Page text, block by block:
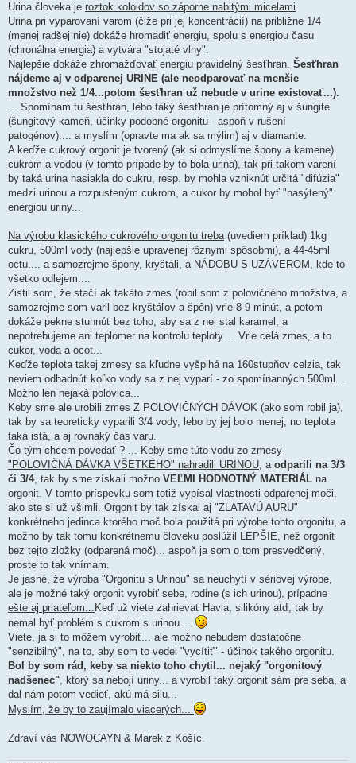
Urina človeka je roztok koloidov so záporne nabitými micelami.
Urina pri vyparovaní varom (čiže pri jej koncentrácií) na približne 1/4
(menej radšej nie) dokáže hromadiť energiu, spolu s energiou času
(chronálna energia) a vytvára "stojaté vlny".
Najlepšie dokáže zhromažďovať energiu pravidelný šesťhran. Šesťhran
nájdeme aj v odparenej URINE (ale neodparovať na menšie
množstvo než 1/4...potom šesťhran už nebude v urine existovať...).
... Spomínam tu šesťhran, lebo taký šesťhran je prítomný aj v šungite
(šungitový kameň, účinky podobné orgonitu - aspoň v rušení
patogénov).... a myslím (opravte ma ak sa mýlim) aj v diamante.
A keďže cukrový orgonit je tvorený (ak si odmyslíme špony a kamene)
cukrom a vodou (v tomto prípade by to bola urina), tak pri takom varení
by taká urina nasiakla do cukru, resp. by mohla vzniknúť určitá "difúzia"
medzi urinou a rozpusteným cukrom, a cukor by mohol byť "nasýtený"
energiou uriny...
Na výrobu klasického cukrového orgonitu treba(uvediem príklad) 1kg
cukru, 500ml vody (najlepšie upravenej rôznymi spôsobmi), a 44-45ml
octu.... a samozrejme špony, kryštáli, a NÁDOBU S UZÁVEROM, kde to
všetko odlejem....
Zistil som, že stačí ak takáto zmes (robil som z polovičného množstva, a
samozrejme som varil bez kryštáľov a špôn) vrie 8-9 minút, a potom
dokáže pekne stuhnúť bez toho, aby sa z nej stal karamel, a
nepotrebujeme ani teplomer na kontrolu teploty.... Vrie celá zmes, a to
cukor, voda a ocot...
Keďže teplota takej zmesy sa kľudne vyšplhá na 160stupňov celzia, tak
neviem odhadnúť koľko vody sa z nej vyparí - zo spomínanných 500ml...
Možno len nejaká polovica...
Keby sme ale urobili zmes Z POLOVIČNÝCH DÁVOK (ako som robil ja),
tak by sa teoreticky vyparili 3/4 vody, lebo by jej bolo menej, no teplota
taká istá, a aj rovnaký čas varu.
Čo tým chcem povedať ? ... Keby sme túto vodu zo zmesy
"POLOVIČNÁ DÁVKA VŠETKÉHO" nahradili URINOU, a odparili na 3/3
či 3/4, tak by sme získali možno VEĽMI HODNOTNÝ MATERIÁL na
orgonit. V tomto príspevku som totiž vypísal vlastnosti odparenej moči,
ako ste si už všimli. Orgonit by tak získal aj "ZLATAVÚ AURU"
konkrétneho jedinca ktorého moč bola použitá pri výrobe tohto orgonitu, a
možno by tak tomu konkrétnemu človeku poslúžil LEPŠIE, než orgonit
bez tejto zložky (odparená moč)... aspoň ja som o tom presvedčený,
proste to tak vnímam.
Je jasné, že výroba "Orgonitu s Urinou" sa neuchytí v sériovej výrobe,
ale je možné taký orgonit vyrobiť sebe, rodine (s ich urinou), prípadne
ešte aj priateľom... Keď už viete zahrievať Havla, silikóny atď, tak by
nemal byť problém s cukrom s urinou....
Viete, ja si to môžem vyrobiť... ale možno nebudem dostatočne
"senzibilný", na to, aby som to vedel "vycítiť" - účinok takého orgonitu.
Bol by som rád, keby sa niekto toho chytil... nejaký "orgonitový
nadšenec", ktorý sa nebojí uriny... a vyrobil taký orgonit sám pre seba, a
dal nám potom vedieť, akú má silu...
Myslím, že by to zaujímalo viacerých...
Zdraví vás NOWOCAYN & Marek z Košíc.